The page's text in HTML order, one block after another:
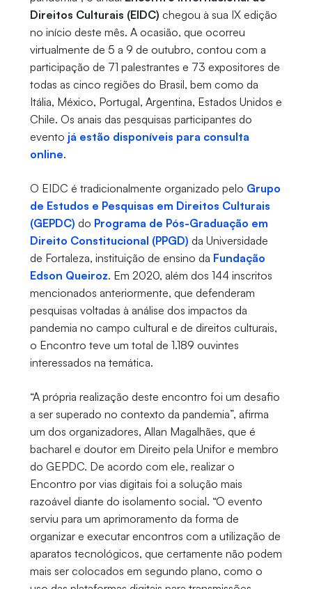
Direitos Culturais (EIDC) chegou à sua IX edição
no início deste mês. A ocasião, que ocorreu
virtualmente de 5 a 9 de outubro, contou com a
participação de 71 palestrantes e 73 expositores de
todas as cinco regiões do Brasil, bem como da
Itália, México, Portugal, Argentina, Estados Unidos e
Chile. Os anais das pesquisas participantes do
evento já estão disponíveis para consulta
online.
O EIDC é tradicionalmente organizado pelo Grupo
de Estudos e Pesquisas em Direitos Culturais
(GEPDC) do Programa de Pós-Graduação em
Direito Constitucional (PPGD) da Universidade
de Fortaleza, instituição de ensino da Fundação
Edson Queiroz. Em 2020, além dos 144 inscritos
mencionados anteriormente, que defenderam
pesquisas voltadas à análise dos impactos da
pandemia no campo cultural e de direitos culturais,
o Encontro teve um total de 1.189 ouvintes
interessados na temática.
“A própria realização deste encontro foi um desafio
a ser superado no contexto da pandemia”, afirma
um dos organizadores, Allan Magalhães, que é
bacharel e doutor em Direito pela Unifor e membro
do GEPDC. De acordo com ele, realizar o
Encontro por vias digitais foi a solução mais
razoável diante do isolamento social. “O evento
serviu para um aprimoramento da forma de
organizar e executar encontros com a utilização de
aparatos tecnológicos, que certamente não podem
mais ser colocados em segundo plano, como o